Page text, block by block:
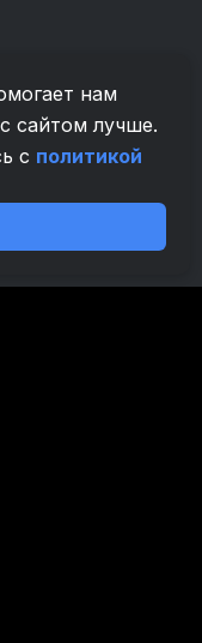
нам
сайтом лучше.
с политикой